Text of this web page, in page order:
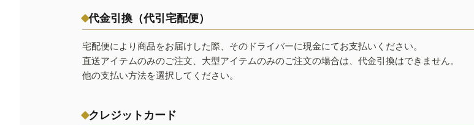
代金引換（代引宅配便）
宅配便により商品をお届けした際、そのドライバーに現金にてお支払いください。
直送アイテムのみのご注文、大型アイテムのみのご注文の場合は、代金引換はできません。
他の支払い方法を選択してください。
クレジットカード